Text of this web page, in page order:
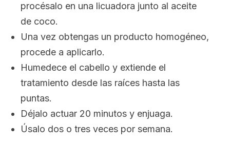
procésalo en una licuadora junto al aceite
de coco.
Una vez obtengas un producto homogéneo,
procede a aplicarlo.
Humedece el cabello y extiende el
tratamiento desde las raíces hasta las
puntas.
Déjalo actuar 20 minutos y enjuaga.
Úsalo dos o tres veces por semana.